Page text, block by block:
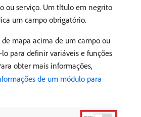
ou serviço. Um título em negrito
um campo obrigatório.
mapa acima de um campo ou
para definir variáveis e funções
obter mais informações,
de um módulo para